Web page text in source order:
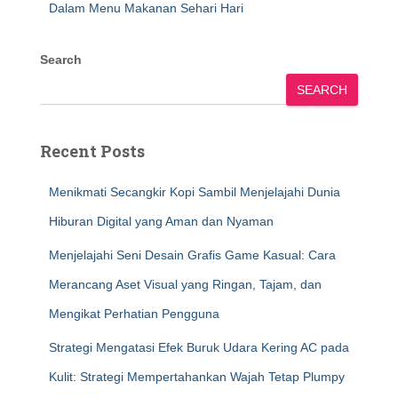
Dalam Menu Makanan Sehari Hari
Search
SEARCH
Recent Posts
Menikmati Secangkir Kopi Sambil Menjelajahi Dunia
Hiburan Digital yang Aman dan Nyaman
Menjelajahi Seni Desain Grafis Game Kasual: Cara
Merancang Aset Visual yang Ringan, Tajam, dan
Mengikat Perhatian Pengguna
Strategi Mengatasi Efek Buruk Udara Kering AC pada
Kulit: Strategi Mempertahankan Wajah Tetap Plumpy